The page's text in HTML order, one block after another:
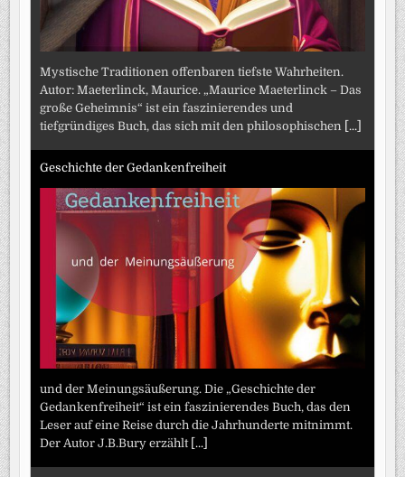
Mystische Traditionen offenbaren tiefste Wahrheiten.
Autor: Maeterlinck, Maurice. „Maurice Maeterlinck – Das
große Geheimnis“ ist ein faszinierendes und
tiefgründiges Buch, das sich mit den philosophischen
[...]
Geschichte der Gedankenfreiheit
und der Meinungsäußerung. Die „Geschichte der
Gedankenfreiheit“ ist ein faszinierendes Buch, das den
Leser auf eine Reise durch die Jahrhunderte mitnimmt.
Der Autor J.B.Bury erzählt [...]